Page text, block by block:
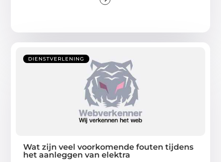
DIENSTVERLENING
Wat zijn veel voorkomende fouten tijdens
het aanleggen van elektra